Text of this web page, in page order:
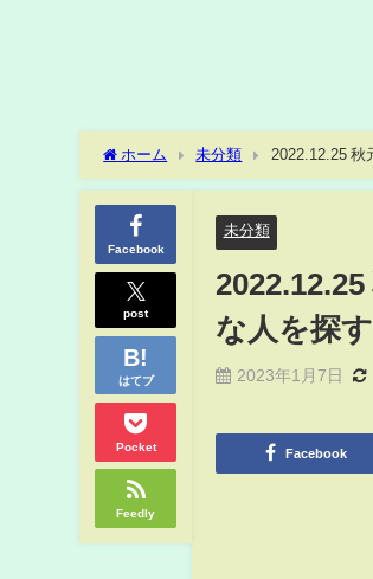
ホーム 未分類 2022.12.25 秋
Facebook
post
はてブ
Pocket
Feedly
未分類
な人を探
2023年1月7日
Facebook